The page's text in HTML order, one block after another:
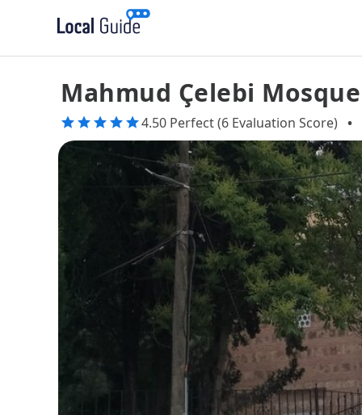
Mahmud Çelebi Mosque
4.50 Perfect (6 Evaluation Score) •